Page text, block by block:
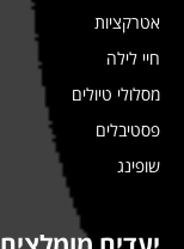
אטרקציות
חיי לילה
מסלולי טיולים
פסטיבלים
שופינג